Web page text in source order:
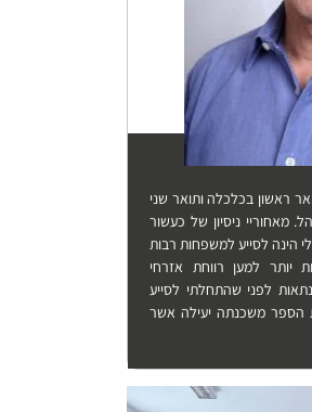
ראשון בכלכלה ותואר שני
ניסיון של כעשור
הינה לסייע למשפחות רבות
יותר למען רווחת אזרחי
לקחתי 7 משכנתאות לפני שהתחלתי לסייע
הספר משכנתה יעילה אשר